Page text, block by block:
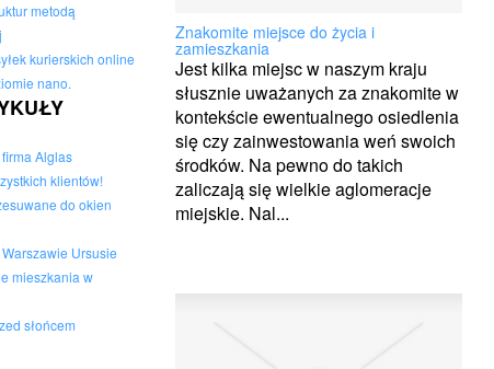
metodą
kurierskich online
nano.
Alglas
klientów!
do okien
Ursusie
mieszkania w
słońcem
Znakomite miejsce do życia i
zamieszkania
Jest kilka miejsc w naszym kraju
słusznie uważanych za znakomite w
kontekście ewentualnego osiedlenia
się czy zainwestowania weń swoich
środków. Na pewno do takich
zaliczają się wielkie aglomeracje
miejskie. Nal...